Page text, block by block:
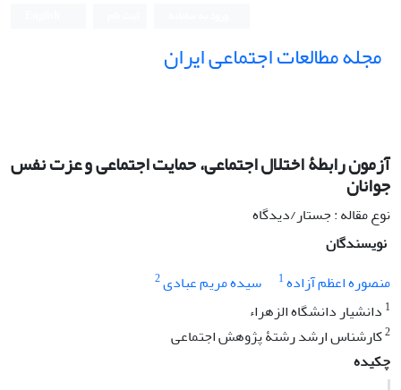
مجله مطالعات اجتماعی ایران
آزمون رابطۀ اختلال اجتماعی، حمایت اجتماعی و عزت نفس
جوانان
نوع مقاله : جستار/دیدگاه
نویسندگان
منصوره اعظم آزاده1 سیده مریم عبادی2
1 دانشیار دانشگاه الزهراء
2کارشناس ارشد رشتۀ پژوهش اجتماعی
چکیده